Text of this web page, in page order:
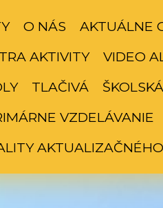
O NÁS AKTUÁLNE
AKTIVITY VIDEO
TLAČIVÁ
VZDELÁVANIE